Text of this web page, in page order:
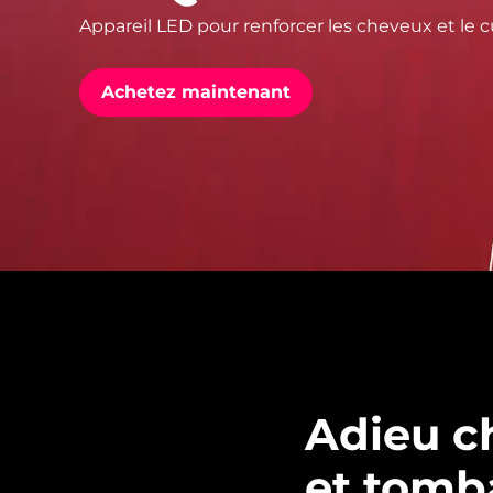
Appareil LED pour renforcer les cheveux et le
Achetez maintenant
Adieu
issa™ Teeth Whitening Set
POPULAIRE